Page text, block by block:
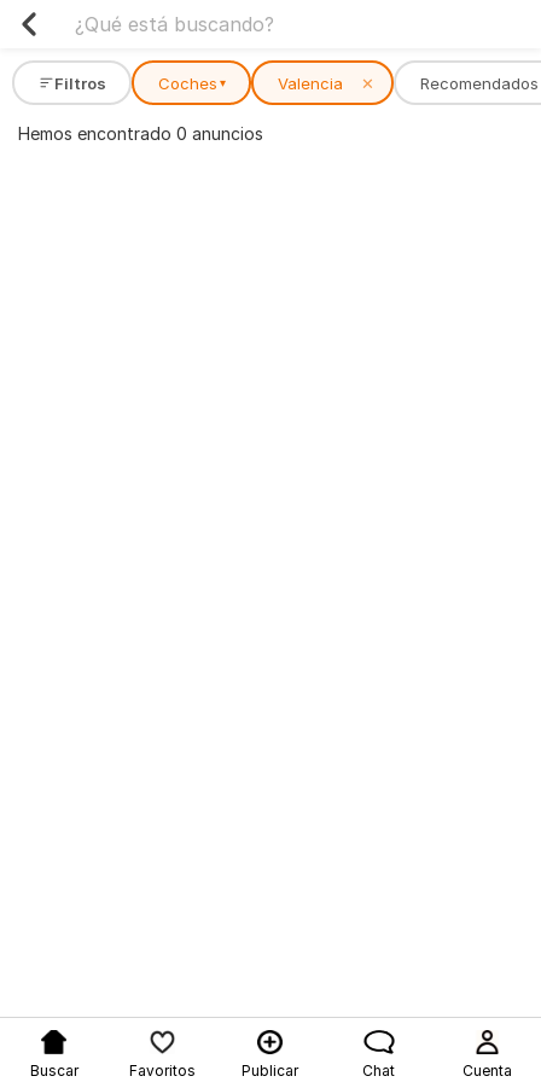
Filtros Coches ▾ Valencia ✕ Recomendados
Hemos encontrado 0 anuncios
Buscar Favoritos Publicar Chat Cuenta